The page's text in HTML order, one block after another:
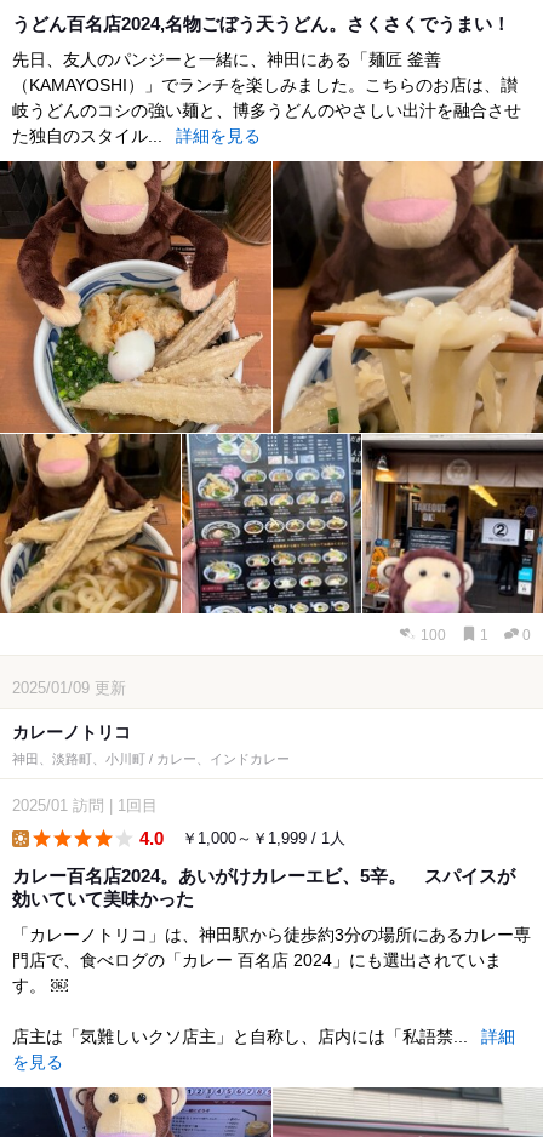
うどん百名店2024,名物ごぼう天うどん。さくさくでうまい！
先日、友人のパンジーと一緒に、神田にある「麺匠 釜善
（KAMAYOSHI）」でランチを楽しみました。こちらのお店は、讃
岐うどんのコシの強い麺と、博多うどんのやさしい出汁を融合させ
た独自のスタイル...
詳細を見る
100 1 0
2025/01/09 更新
カレーノトリコ
神田、淡路町、小川町 / カレー、インドカレー
2025/01 訪問 1回目
4.0 ￥1,000～￥1,999 / 1人
カレー百名店2024。あいがけカレーエビ、5辛。 スパイスが
効いていて美味かった
「カレーノトリコ」は、神田駅から徒歩約3分の場所にあるカレー専
門店で、食べログの「カレー 百名店 2024」にも選出されていま
す。 ￼
店主は「気難しいクソ店主」と自称し、店内には「私語禁...
詳細
を見る